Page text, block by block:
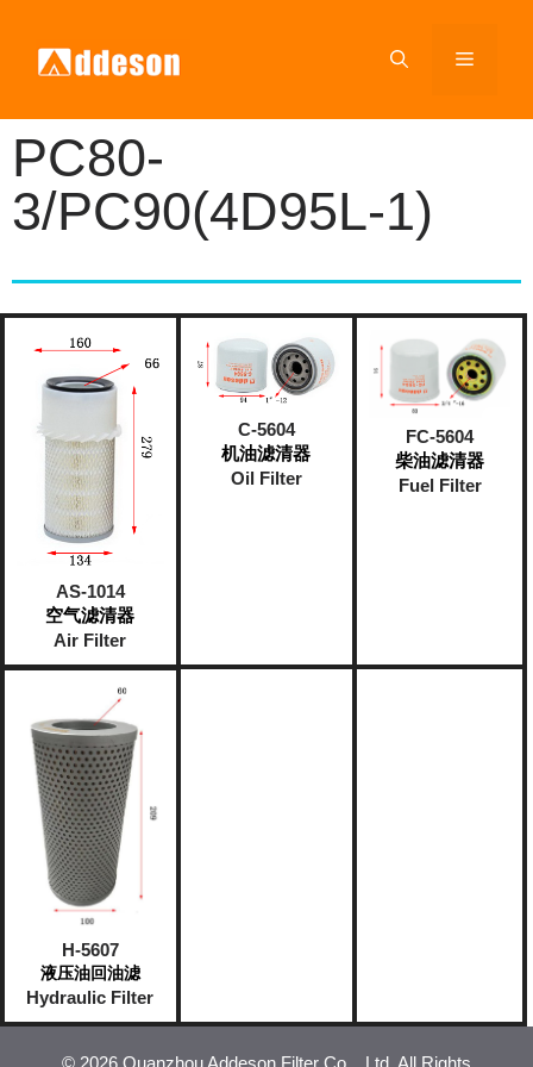
PC80-
3/PC90(4D95L-1)
AS-1014
空气滤清器
Air Filter
C-5604
机油滤清器
Oil Filter
FC-5604
柴油滤清器
Fuel Filter
H-5607
液压油回油滤
Hydraulic Filter
© 2026 Quanzhou Addeson Filter Co. , Ltd. All Rights